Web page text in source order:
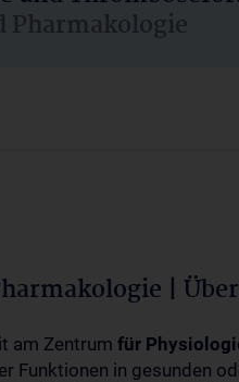
Pharmakologie
|
am Zentrum für
Funktionen in gesunden